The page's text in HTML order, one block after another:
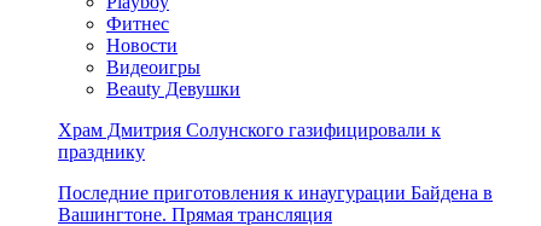
Фитнес
Новости
Видеоигры
Beauty Девушки
Храм Дмитрия Солунского газифицировали к
празднику
Последние приготовления к инаугурации Байдена в
Вашингтоне. Прямая трансляция